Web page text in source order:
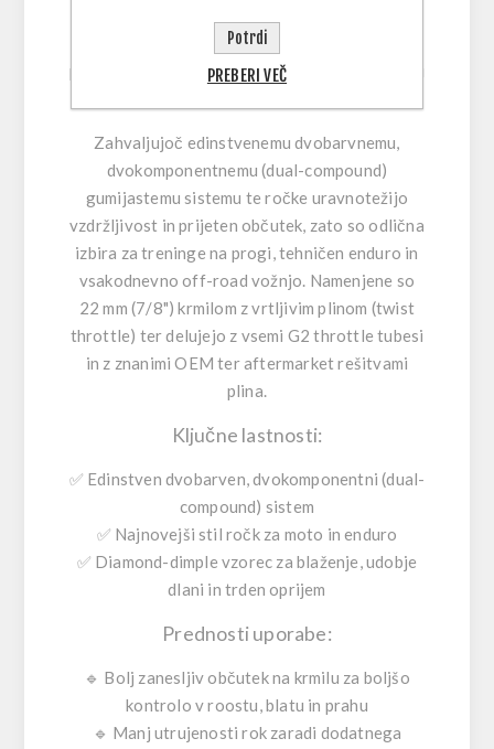
doda blaženje tam, kjer dlani prenašajo največ
pritiska—tako ostanete bolj sproščeni na krmilu
Zahvaljujoč edinstvenemu dvobarvnemu,
dvokomponentnemu (dual-compound)
gumijastemu sistemu te ročke uravnotežijo
vzdržljivost in prijeten občutek, zato so odlična
izbira za treninge na progi, tehničen enduro in
vsakodnevno off-road vožnjo. Namenjene so
22 mm (7/8") krmilom z vrtljivim plinom (twist
throttle) ter delujejo z vsemi G2 throttle tubesi
in z znanimi OEM ter aftermarket rešitvami
plina.
Ključne lastnosti:
✅ Edinstven dvobarven, dvokomponentni (dual-
compound) sistem
✅ Najnovejši stil ročk za moto in enduro
✅ Diamond-dimple vzorec za blaženje, udobje
dlani in trden oprijem
Prednosti uporabe:
🔹 Bolj zanesljiv občutek na krmilu za boljšo
kontrolo v roostu, blatu in prahu
🔹 Manj utrujenosti rok zaradi dodatnega
Potrdi
PREBERI VEČ